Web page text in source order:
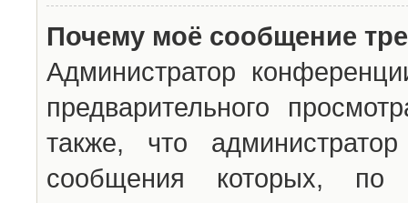
Почему моё сообщение
Администратор
предварительного
также, что
сообщения которых,